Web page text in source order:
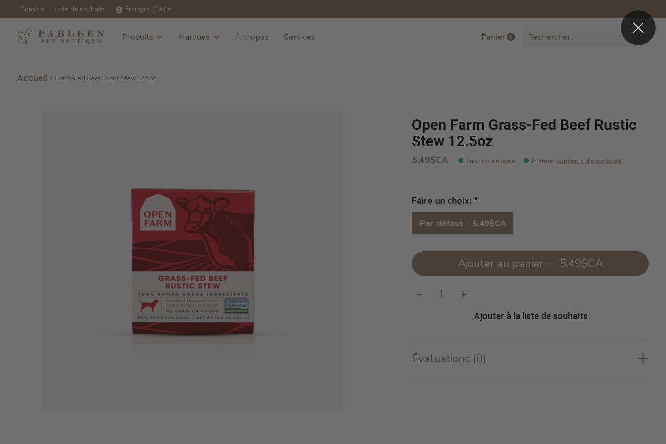
Compte Liste de souhaits Français (CA)
Produits Marques À propos Services Panier 0items
Accueil / Grass-Fed Beef Rustic Stew 12.5oz
Open Farm Grass-Fed Beef Rustic
Stew 12.5oz
5,49$CA En stock en ligne In store: Vérifier la disponibilité
Faire un choix: *
Par défaut - 5,49$CA
Ajouter au panier — 5,49$CA
Quantité:
Ajouter à la liste de souhaits
Évaluations (0)